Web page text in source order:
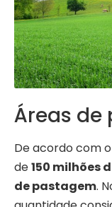
Áreas de
De acordo com o
de150 milhões
de pastagem.